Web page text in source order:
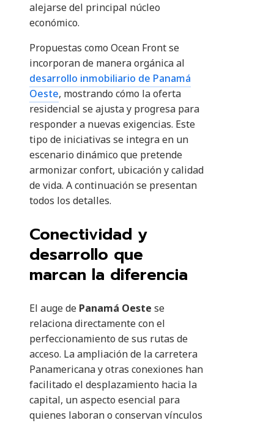
alejarse del principal núcleo
económico.
Propuestas como Ocean Front se
incorporan de manera orgánica al
desarrollo inmobiliario de Panamá
Oeste, mostrando cómo la oferta
residencial se ajusta y progresa para
responder a nuevas exigencias. Este
tipo de iniciativas se integra en un
escenario dinámico que pretende
armonizar confort, ubicación y calidad
de vida. A continuación se presentan
todos los detalles.
Conectividad y
desarrollo que
marcan la diferencia
El auge de Panamá Oeste se
relaciona directamente con el
perfeccionamiento de sus rutas de
acceso. La ampliación de la carretera
Panamericana y otras conexiones han
facilitado el desplazamiento hacia la
capital, un aspecto esencial para
quienes laboran o conservan vínculos